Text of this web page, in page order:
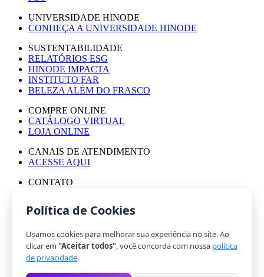
UNIVERSIDADE HINODE
CONHEÇA A UNIVERSIDADE HINODE
SUSTENTABILIDADE
RELATÓRIOS ESG
HINODE IMPACTA
INSTITUTO FAR
BELEZA ALÉM DO FRASCO
COMPRE ONLINE
CATÁLOGO VIRTUAL
LOJA ONLINE
CANAIS DE ATENDIMENTO
ACESSE AQUI
CONTATO
© HINODE GROUP 2024
|
CÓDIGO DE ÉTICA
|
Política de Cookies
Usamos cookies para melhorar sua experiência no site. Ao
clicar em "Aceitar todos", você concorda com nossa política
de privacidade.